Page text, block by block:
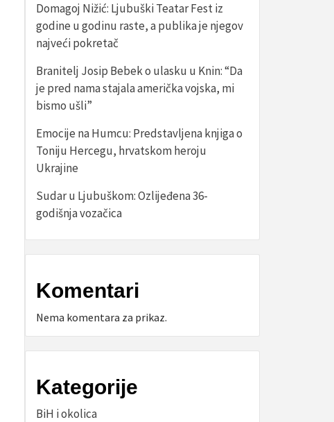
Domagoj Nižić: Ljubuški Teatar Fest iz
godine u godinu raste, a publika je njegov
najveći pokretač
Branitelj Josip Bebek o ulasku u Knin: “Da
je pred nama stajala američka vojska, mi
bismo ušli”
Emocije na Humcu: Predstavljena knjiga o
Toniju Hercegu, hrvatskom heroju
Ukrajine
Sudar u Ljubuškom: Ozlijeđena 36-
godišnja vozačica
Komentari
Nema komentara za prikaz.
Kategorije
BiH i okolica